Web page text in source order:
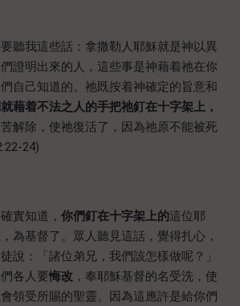
要聽我這些話：拿撒勒人耶穌就是神以異
證明出來的人，這些事是神藉着祂在你
自己知道的。祂既按着神確定的旨意和
藉着不法之人的手把祂釘在十字架上，
解除，使祂復活了，因為祂原不能被死
24)
實知道， 你們釘在十字架上的這位耶
為基督了。眾人聽見這話，覺得扎心，
說：「諸位弟兄，我們該怎樣做呢？」
各人要悔改 ，奉耶穌基督的名受洗，使
領受所賜的聖靈。因為這應許是給你們